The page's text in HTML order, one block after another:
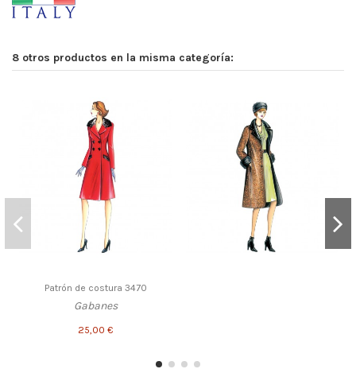
8 otros productos en la misma categoría:
Patrón de costura 3470
Gabanes
25,00 €